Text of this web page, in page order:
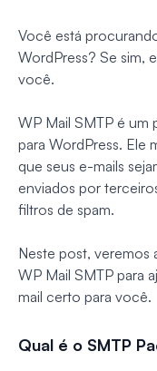
Você está
WordPress? Se sim,
você.
WP Mail SMTP é um
para WordPress. Ele
que seus e-mails
enviados por
filtros de spam.
Neste post, veremos
WP Mail SMTP para
mail certo para você.
Qual é o SMTP